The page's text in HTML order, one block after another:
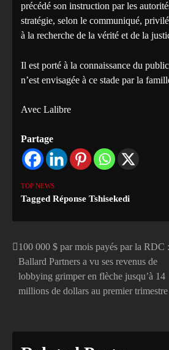
précédé son instruction par les
stratégie, selon le communiqué,
à la recherche de la vérité et de la
Il est porté à la connaissance du
n’est envisagée à ce stade par la
Avec Lalibre
Partage
TOP NEWS
Tagged Réponse Tshisekedi
Navigation
de
l’article
100 000 $ par mois payés par la RDC :
Ballard Partners a vu ses revenus de
lobbying grimper en flèche jusqu’à 14
millions de dollars au premier trimestre